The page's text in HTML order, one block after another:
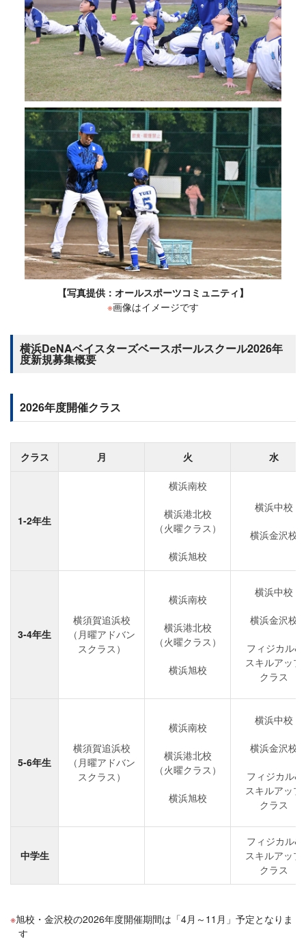
【写真提供：オールスポーツコミュニティ】
※画像はイメージです
横浜DeNAベイスターズベースボールスクール2026年
度新規募集概要
2026年度開催クラス
クラス 月 火 水
1-2年生
横浜南校
横浜港北校
（火曜クラス）
横浜旭校
横浜中校
横浜金沢校
3-4年生
横須賀追浜校
（月曜アドバン
スクラス）
横浜南校
横浜港北校
（火曜クラス）
横浜旭校
横浜中校
横浜金沢校
フィジカル&
スキルアップ
クラス
5-6年生
横須賀追浜校
（月曜アドバン
スクラス）
横浜南校
横浜港北校
（火曜クラス）
横浜旭校
横浜中校
横浜金沢校
フィジカル&
スキルアップ
クラス
中学生
フィジカル&
スキルアップ
クラス
旭校・金沢校の2026年度開催期間は「4月～11月」予定となりま
す